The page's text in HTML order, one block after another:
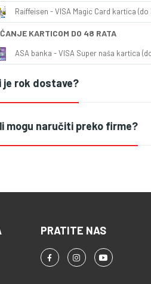
Raiffeisen - VISA Magic Card kartica (do
KARTICOM DO 48 RATA
ASA banka - VISA Super naša kartica
je rok dostave?
mogu naručiti preko firme?
PRATITE NAS